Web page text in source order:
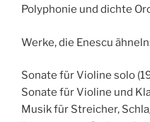
Polyphonie und dichte
Werke, die Enescu
Sonate für Violine solo
Sonate für Violine und
Musik für Streicher,